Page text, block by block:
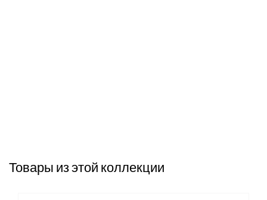
Товары из этой коллекции